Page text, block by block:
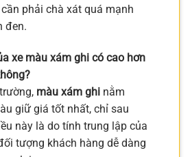
phải chà xát quá mạnh
đen.
xe màu xám ghi có cao hơn
màu xám ghi nằm
giữ giá tốt nhất, chỉ sau
này là do tính trung lập của
tượng khách hàng dễ dàng